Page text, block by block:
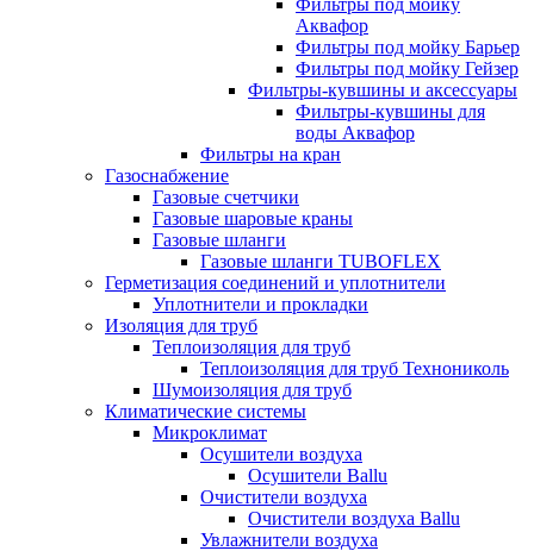
Фильтры под мойку
Аквафор
Фильтры под мойку Барьер
Фильтры под мойку Гейзер
Фильтры-кувшины и аксессуары
Фильтры-кувшины для
воды Аквафор
Фильтры на кран
Газоснабжение
Газовые счетчики
Газовые шаровые краны
Газовые шланги
Газовые шланги TUBOFLEX
Герметизация соединений и уплотнители
Уплотнители и прокладки
Изоляция для труб
Теплоизоляция для труб
Теплоизоляция для труб Технониколь
Шумоизоляция для труб
Климатические системы
Микроклимат
Осушители воздуха
Осушители Ballu
Очистители воздуха
Очистители воздуха Ballu
Увлажнители воздуха